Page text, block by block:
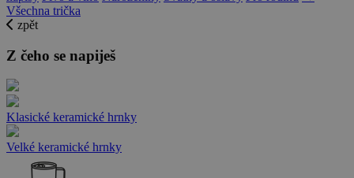
Všechna trička
zpět
Z čeho se napiješ
Klasické keramické hrnky
Velké keramické hrnky